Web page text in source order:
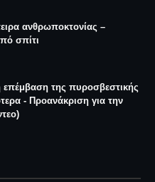
ανθρωποκτονίας –
σπίτι
επέμβαση της πυροσβεστικής
- Προανάκριση για την